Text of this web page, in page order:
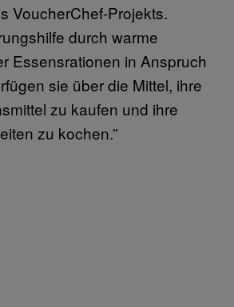
VoucherChef-Projekts.
durch warme
Essensrationen in Anspruch
sie über die Mittel, ihre
zu kaufen und ihre
zu kochen.”